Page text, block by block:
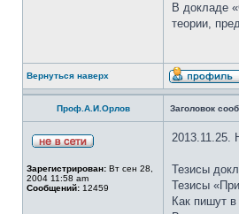
В докладе
теории,
Вернуться наверх
Проф.А.И.Орлов Заголовок
Зарегистрирован: Вт сен 28,
2004 11:58 am
Сообщений: 12459
2013.11.25.
Тезисы
Тезисы
Как пишут